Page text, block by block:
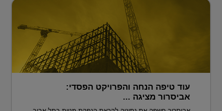
עוד טיפה הנחה והפרויקט הפסדי:
אביסרור מציגה ...